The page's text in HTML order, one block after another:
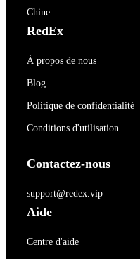
Chine
RedEx
À propos de nous
Blog
Politique de confidentialité
Conditions d'utilisation
Contactez-nous
support@redex.vip
Aide
Centre d'aide